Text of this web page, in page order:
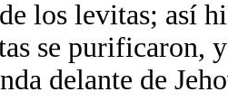
los levitas; así
se purificaron,
delante de